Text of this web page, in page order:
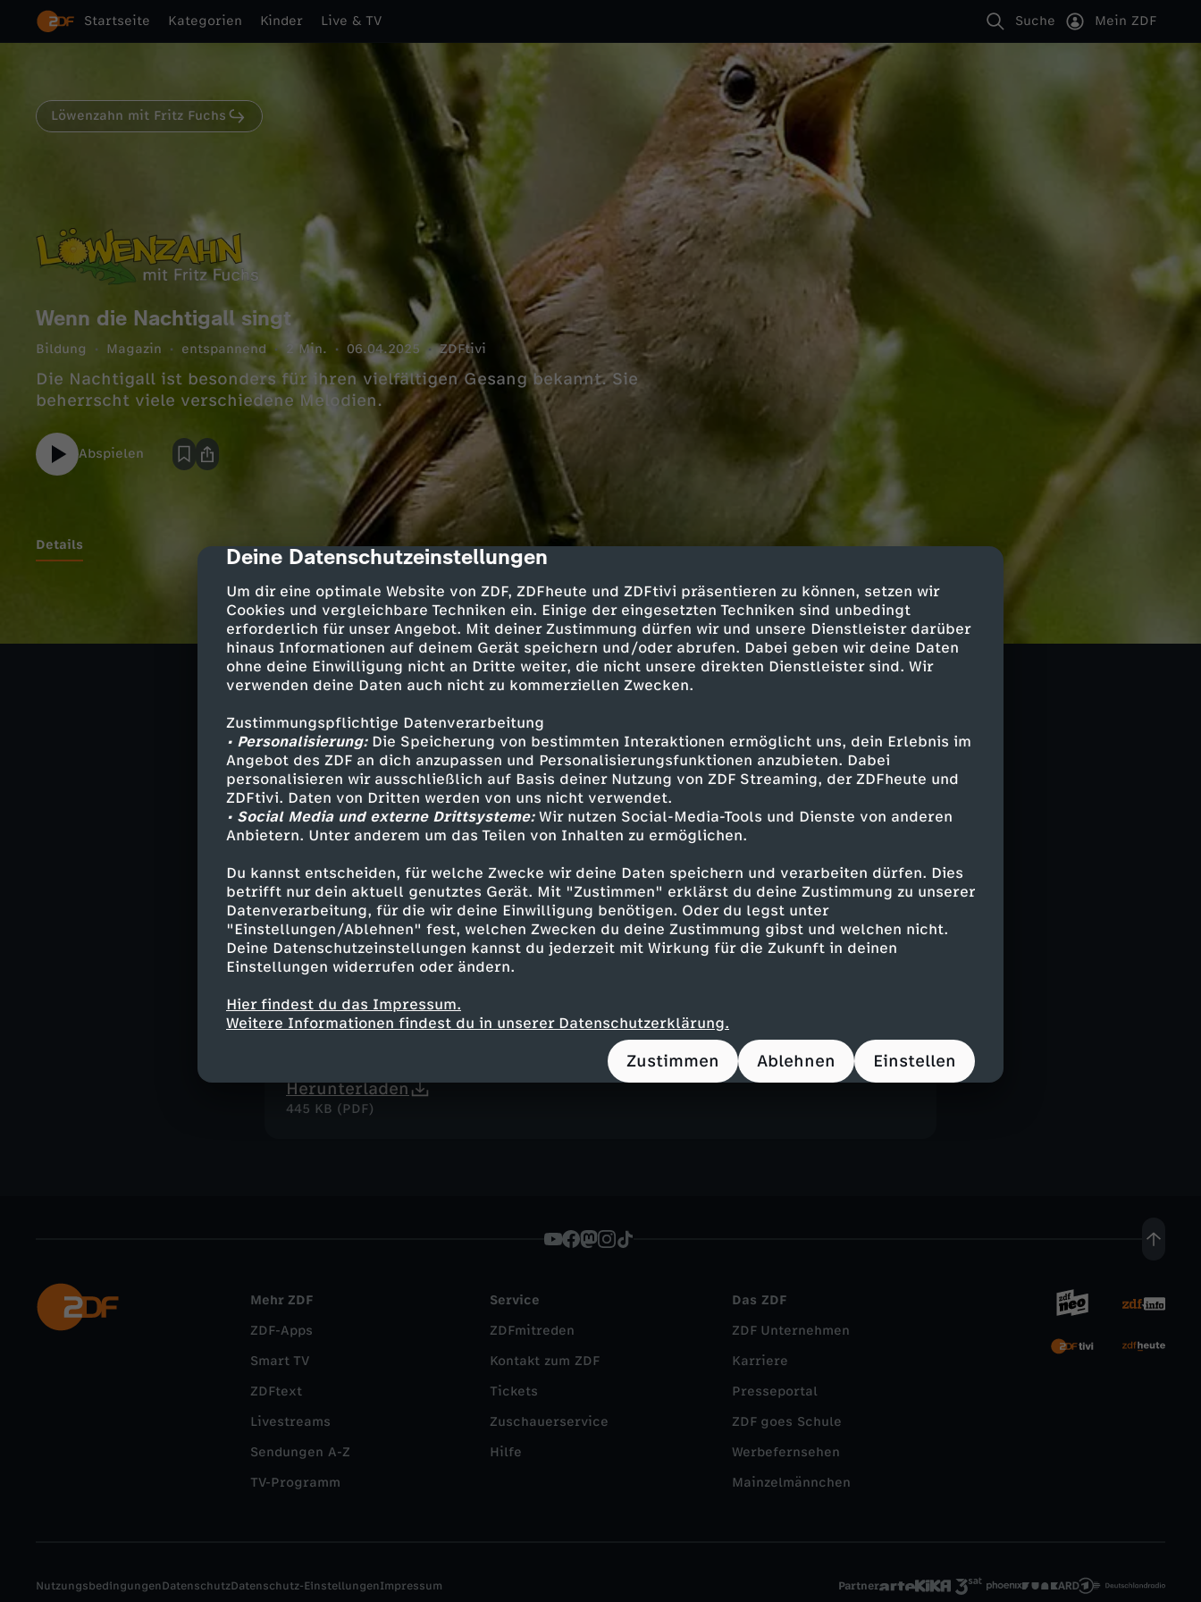
cmp-dialog-description
Deine Datenschutzeinstellungen
Um dir eine optimale Website von ZDF, ZDFheute und ZDFtivi präsentieren zu können, setzen wir
Cookies und vergleichbare Techniken ein. Einige der eingesetzten Techniken sind unbedingt
erforderlich für unser Angebot. Mit deiner Zustimmung dürfen wir und unsere Dienstleister darüber
hinaus Informationen auf deinem Gerät speichern und/oder abrufen. Dabei geben wir deine Daten
ohne deine Einwilligung nicht an Dritte weiter, die nicht unsere direkten Dienstleister sind. Wir
verwenden deine Daten auch nicht zu kommerziellen Zwecken.
Zustimmungspflichtige Datenverarbeitung
• Personalisierung:Die Speicherung von bestimmten Interaktionen ermöglicht uns, dein Erlebnis im
Angebot des ZDF an dich anzupassen und Personalisierungsfunktionen anzubieten. Dabei
personalisieren wir ausschließlich auf Basis deiner Nutzung von ZDF Streaming, der ZDFheute und
ZDFtivi. Daten von Dritten werden von uns nicht verwendet.
• Social Media und externe Drittsysteme:Wir nutzen Social-Media-Tools und Dienste von anderen
Anbietern. Unter anderem um das Teilen von Inhalten zu ermöglichen.
Du kannst entscheiden, für welche Zwecke wir deine Daten speichern und verarbeiten dürfen. Dies
betrifft nur dein aktuell genutztes Gerät. Mit "Zustimmen" erklärst du deine Zustimmung zu unserer
Datenverarbeitung, für die wir deine Einwilligung benötigen. Oder du legst unter
"Einstellungen/Ablehnen" fest, welchen Zwecken du deine Zustimmung gibst und welchen nicht.
Deine Datenschutzeinstellungen kannst du jederzeit mit Wirkung für die Zukunft in deinen
Einstellungen widerrufen oder ändern.
Hier findest du das Impressum.
Weitere Informationen findest du in unserer Datenschutzerklärung.
Zustimmen Ablehnen Einstellen
Startseite Kategorien Kinder Live & TV Suche Mein ZDF
Löwenzahn mit Fritz Fuchs
Wenn die Nachtigall singt
Bildung Magazin entspannend 2 Min. 06.04.2025 ZDFtivi
Die Nachtigall ist besonders für ihren vielfältigen Gesang bekannt. Sie
beherrscht viele verschiedene Melodien.
Abspielen
Details
Ähnliche Inhalte entdecken
Bildung Magazin entspannend
Löwenzahn mit Fritz Fuchs
Bauwagen zum Nachbasteln
Herunterladen
3,2 MB (PDF)
Leckeres Blaubeerbrot-Rezept
Aus der Folge "Brot und Korn"
Herunterladen
126 KB (PDF)
Herunterladen
445 KB (PDF)
Mehr ZDF
ZDF-Apps
Smart TV
ZDFtext
Livestreams
Sendungen A-Z
TV-Programm
Service
ZDFmitreden
Kontakt zum ZDF
Tickets
Zuschauerservice
Hilfe
Das ZDF
ZDF Unternehmen
Karriere
Presseportal
ZDF goes Schule
Werbefernsehen
Mainzelmännchen
Partner
NutzungsbedingungenDatenschutzDatenschutz-EinstellungenImpressum